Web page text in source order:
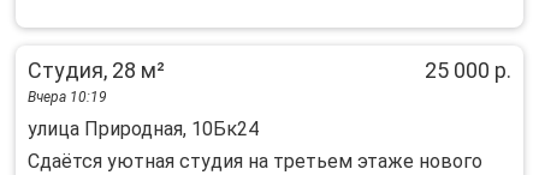
Студия, 28 м² 25 000 р.
Вчера 10:19
улица Природная, 10Бк24
Сдаётся уютная студия на третьем этаже нового